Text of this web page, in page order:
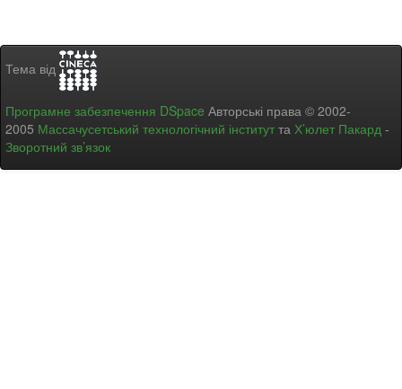
Тема від
Програмне забезпечення DSpace Авторські права © 2002-
2005 Массачусетський технологічний інститут та Х’юлет Пакард -
Зворотний зв’язок